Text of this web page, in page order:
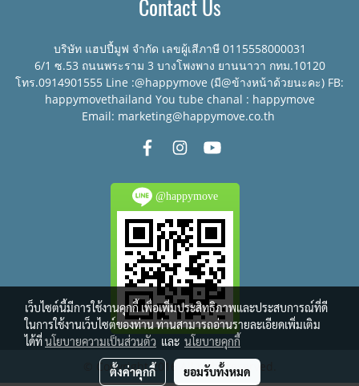
Contact Us
บริษัท แฮปปี้มูฟ จำกัด เลขผู้เสีภาษี 0115558000031
6/1 ซ.53 ถนนพระราม 3 บางโพงพาง ยานนาวา กทม.10120
โทร.0914901555 Line :@happymove (มี@ข้างหน้าด้วยนะคะ) FB:
happymovethailand You tube chanal : happymove
Email: marketing@happymove.co.th
@happymove
© Copyright 2016 All right reserved.
เว็บไซต์นี้มีการใช้งานคุกกี้ เพื่อเพิ่มประสิทธิภาพและประสบการณ์ที่ดี
ในการใช้งานเว็บไซต์ของท่าน ท่านสามารถอ่านรายละเอียดเพิ่มเติม
ได้ที่นโยบายความเป็นส่วนตัว และ นโยบายคุกกี้
ตั้งค่าคุกกี้ ยอมรับทั้งหมด